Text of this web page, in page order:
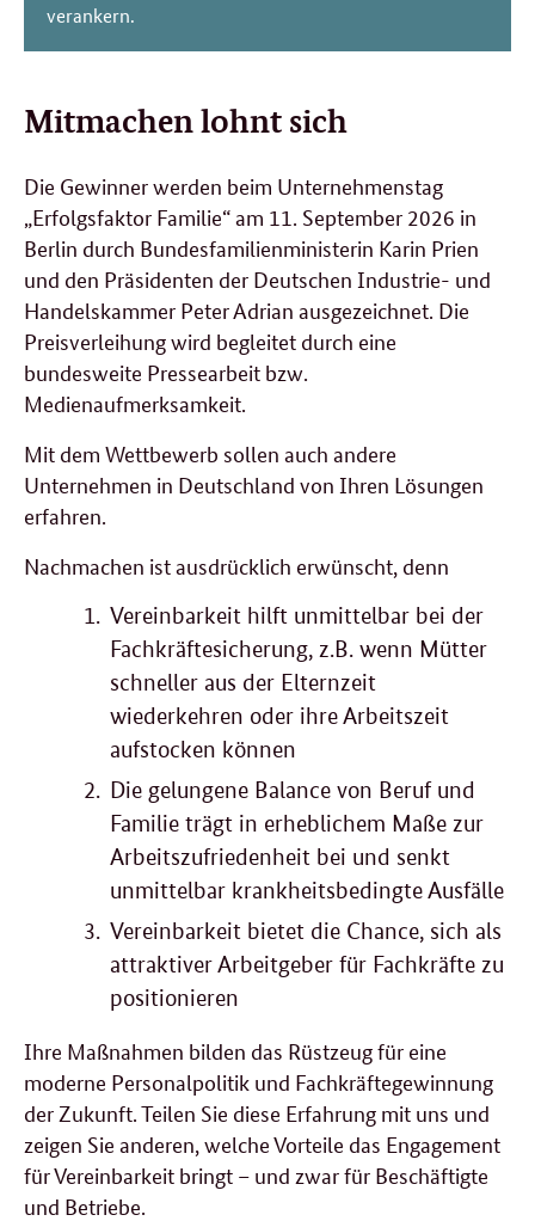
verankern.
Mitmachen lohnt sich
Die Gewinner werden beim Unternehmenstag
„Erfolgsfaktor Familie“ am 11. September 2026 in
Berlin durch Bundesfamilienministerin Karin Prien
und den Präsidenten der Deutschen Industrie- und
Handelskammer Peter Adrian ausgezeichnet. Die
Preisverleihung wird begleitet durch eine
bundesweite Pressearbeit bzw.
Medienaufmerksamkeit.
Mit dem Wettbewerb sollen auch andere
Unternehmen in Deutschland von Ihren Lösungen
erfahren.
Nachmachen ist ausdrücklich erwünscht, denn
Vereinbarkeit hilft unmittelbar bei der
Fachkräftesicherung, z.B. wenn Mütter
schneller aus der Elternzeit
wiederkehren oder ihre Arbeitszeit
aufstocken können
Die gelungene Balance von Beruf und
Familie trägt in erheblichem Maße zur
Arbeitszufriedenheit bei und senkt
unmittelbar krankheitsbedingte Ausfälle
Vereinbarkeit bietet die Chance, sich als
attraktiver Arbeitgeber für Fachkräfte zu
positionieren
Ihre Maßnahmen bilden das Rüstzeug für eine
moderne Personalpolitik und Fachkräftegewinnung
der Zukunft. Teilen Sie diese Erfahrung mit uns und
zeigen Sie anderen, welche Vorteile das Engagement
für Vereinbarkeit bringt – und zwar für Beschäftigte
und Betriebe.